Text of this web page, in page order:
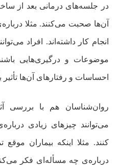
در جلسه‌های درمانی بعد از
آن‌ها صحبت می‌کنند. مثلا
انجام کار داشته‌اند. افراد
موضوعات و درگیری‌هایی
احساسات و رفتارهای آن‌ها تأثیر
روان‌شناسان هم با بررسی
می‌توانند چیزهای زیادی
کنند. مثلا اینکه بیماران
درباره‌ی چه مسأله‌ای فکر